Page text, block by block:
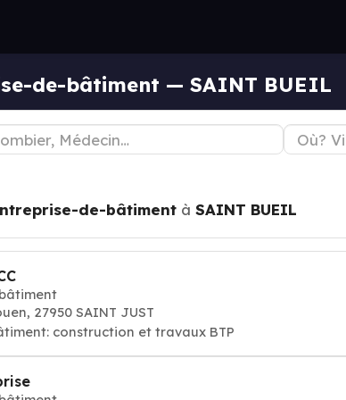
de-bâtiment — SAINT BUEIL
de-bâtiment à SAINT BUEIL
27950 SAINT JUST
construction et travaux BTP